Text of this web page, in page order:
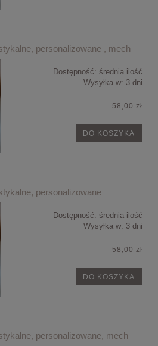
personalizowane , mech
Dostępność: średnia ilość
Wysyłka w: 3 dni
58,00 zł
DO KOSZYKA
personalizowane
Dostępność: średnia ilość
Wysyłka w: 3 dni
58,00 zł
DO KOSZYKA
personalizowane, mech